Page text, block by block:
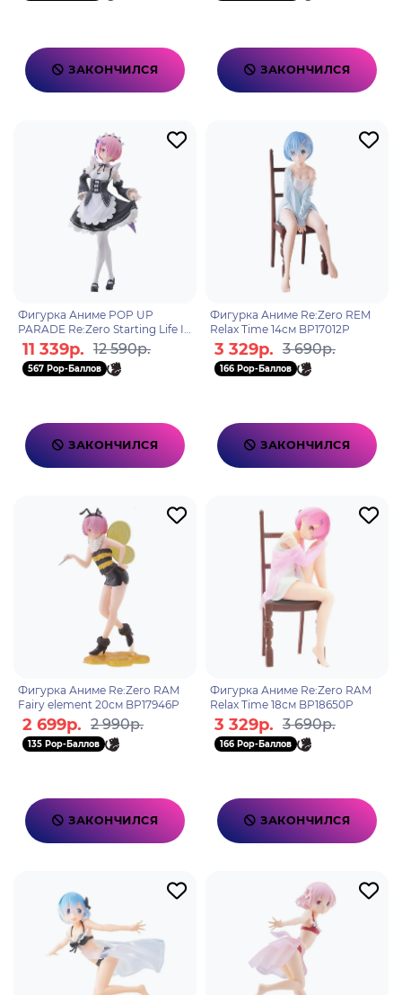
ЗАКОНЧИЛСЯ ЗАКОНЧИЛСЯ
Фигурка Аниме POP UP
PARADE Re:Zero Starting Life In
Another World Ram 22см
4580590201293
11 339р. 12 590р.
567 Pop-Баллов
ЗАКОНЧИЛСЯ
Фигурка Аниме Re:Zero REM
Relax Time 14см BP17012P
3 329р. 3 690р.
166 Pop-Баллов
ЗАКОНЧИЛСЯ
Фигурка Аниме Re:Zero RAM
Fairy element 20см BP17946P
2 699р. 2 990р.
135 Pop-Баллов
ЗАКОНЧИЛСЯ
Фигурка Аниме Re:Zero RAM
Relax Time 18см BP18650P
3 329р. 3 690р.
166 Pop-Баллов
ЗАКОНЧИЛСЯ